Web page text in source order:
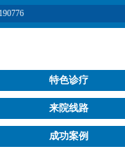
特色诊疗
来院线路
成功案例